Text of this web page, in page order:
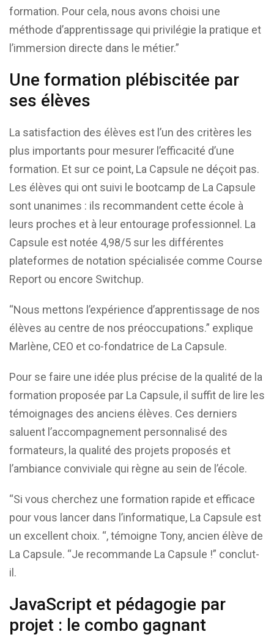
formation. Pour cela, nous avons choisi une
méthode d’apprentissage qui privilégie la pratique et
l’immersion directe dans le métier.”
Une formation plébiscitée par
ses élèves
La satisfaction des élèves est l’un des critères les
plus importants pour mesurer l’efficacité d’une
formation. Et sur ce point, La Capsule ne déçoit pas.
Les élèves qui ont suivi le bootcamp de La Capsule
sont unanimes : ils recommandent cette école à
leurs proches et à leur entourage professionnel. La
Capsule est notée 4,98/5 sur les différentes
plateformes de notation spécialisée comme Course
Report ou encore Switchup.
“Nous mettons l’expérience d’apprentissage de nos
élèves au centre de nos préoccupations.” explique
Marlène, CEO et co-fondatrice de La Capsule.
Pour se faire une idée plus précise de la qualité de la
formation proposée par La Capsule, il suffit de lire les
témoignages des anciens élèves. Ces derniers
saluent l’accompagnement personnalisé des
formateurs, la qualité des projets proposés et
l’ambiance conviviale qui règne au sein de l’école.
“Si vous cherchez une formation rapide et efficace
pour vous lancer dans l’informatique, La Capsule est
un excellent choix. “, témoigne Tony, ancien élève de
La Capsule. “Je recommande La Capsule !” conclut-
il.
JavaScript et pédagogie par
projet : le combo gagnant